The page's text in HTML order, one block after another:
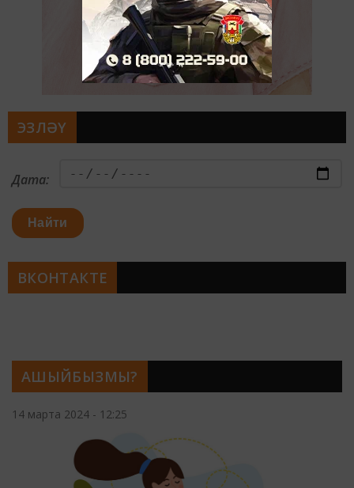
АШЫЙБЫЗМЫ?
14 марта 2024 - 12:25
ЭЗЛӘҮ
Дата:
Найти
ВКОНТАКТЕ